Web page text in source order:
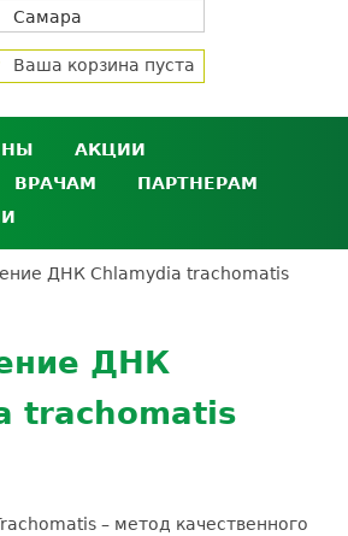
Самара
Ваша корзина пуста
анализам
анализов
АКЦИИ
пациента
программа
мер для
пациентов
ВРАЧАМ
Сотрудничество
ПАРТНЕРАМ
кабинет
партнёра
Экскурсия в
ДНК Chlamydia trachomatis
ДНК
trachomatis
– метод качественного